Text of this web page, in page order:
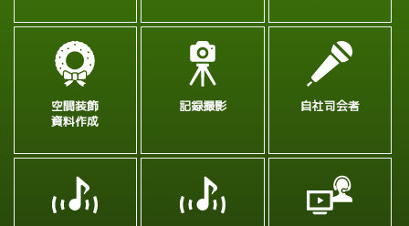
空間装飾
資料作成
記録撮影 自社司会者